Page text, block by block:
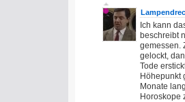
Ich kann
beschreibt
gemessen.
gelockt,
Tode
Höhepunkt
Monate
Horoskope